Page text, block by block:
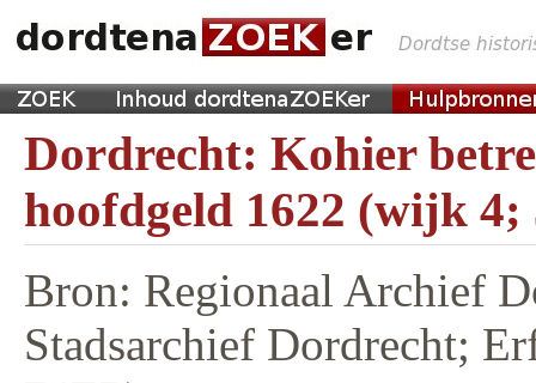
Dordrecht: Kohier
hoofdgeld 1622 (wijk 4;
Bron: Regionaal Archief
Stadsarchief Dordrecht;